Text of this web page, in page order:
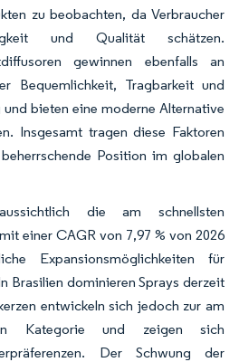
zu beobachten, da Verbraucher
und Qualität schätzen.
gewinnen ebenfalls an
Bequemlichkeit, Tragbarkeit und
bieten eine moderne Alternative
Insgesamt tragen diese Faktoren
Position im globalen
die am schnellsten
einer CAGR von 7,97 % von 2026
Expansionsmöglichkeiten für
Brasilien dominieren Sprays derzeit
entwickeln sich jedoch zur am
Kategorie und zeigen sich
Der Schwung der